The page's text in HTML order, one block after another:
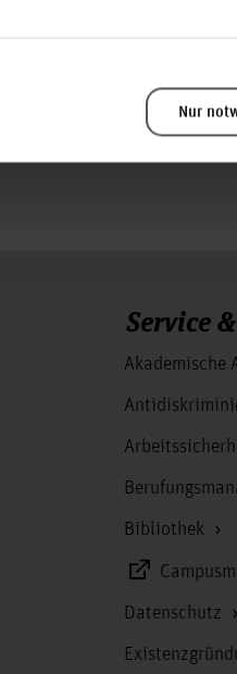
Nur
Service
Akademische
Bibliothek
Datenschutz